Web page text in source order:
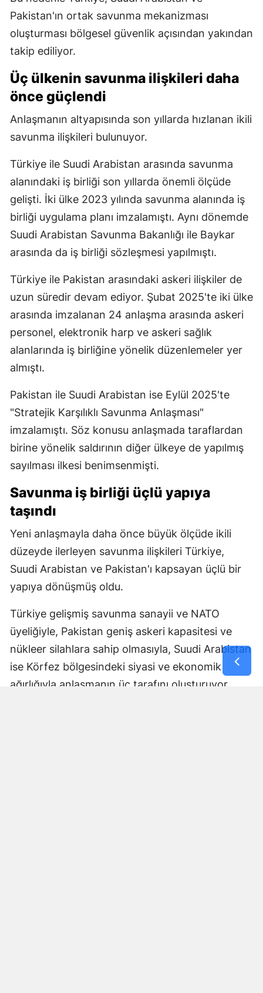
Pakistan'ın ortak savunma mekanizması
oluşturması bölgesel güvenlik açısından yakından
takip ediliyor.
Üç ülkenin savunma ilişkileri daha
önce güçlendi
Anlaşmanın altyapısında son yıllarda hızlanan ikili
savunma ilişkileri bulunuyor.
Türkiye ile Suudi Arabistan arasında savunma
alanındaki iş birliği son yıllarda önemli ölçüde
gelişti. İki ülke 2023 yılında savunma alanında iş
birliği uygulama planı imzalamıştı. Aynı dönemde
Suudi Arabistan Savunma Bakanlığı ile Baykar
arasında da iş birliği sözleşmesi yapılmıştı.
Türkiye ile Pakistan arasındaki askeri ilişkiler de
uzun süredir devam ediyor. Şubat 2025'te iki ülke
arasında imzalanan 24 anlaşma arasında askeri
personel, elektronik harp ve askeri sağlık
alanlarında iş birliğine yönelik düzenlemeler yer
almıştı.
Pakistan ile Suudi Arabistan ise Eylül 2025'te
"Stratejik Karşılıklı Savunma Anlaşması"
imzalamıştı. Söz konusu anlaşmada taraflardan
birine yönelik saldırının diğer ülkeye de yapılmış
sayılması ilkesi benimsenmişti.
Savunma iş birliği üçlü yapıya
taşındı
Yeni anlaşmayla daha önce büyük ölçüde ikili
düzeyde ilerleyen savunma ilişkileri Türkiye,
Suudi Arabistan ve Pakistan'ı kapsayan üçlü bir
yapıya dönüşmüş oldu.
Türkiye gelişmiş savunma sanayii ve NATO
üyeliğiyle, Pakistan geniş askeri kapasitesi ve
nükleer silahlara sahip olmasıyla, Suudi Arabistan
ise Körfez bölgesindeki siyasi ve ekonomik
ağırlığıyla anlaşmanın üç tarafını oluşturuyor.